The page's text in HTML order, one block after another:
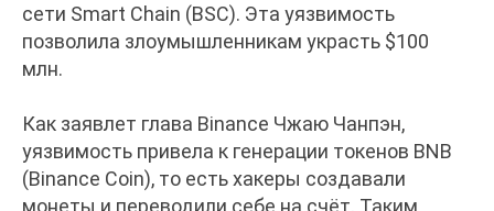
сети Smart Chain (BSC). Эта уязвимость
позволила злоумышленникам украсть $100
млн.
Как заявлет глава Binance Чжаю Чанпэн,
уязвимость привела к генерации токенов BNB
(Binance Coin), то есть хакеры создавали
монеты и переводили себе на счёт. Таким